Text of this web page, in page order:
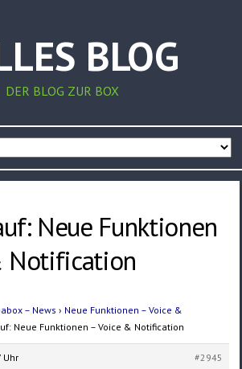
BLOG
DER BLOG ZUR BOX
Neue Funktionen
Notification
– News › Neue Funktionen – Voice &
Neue Funktionen – Voice & Notification
Uhr
#2945